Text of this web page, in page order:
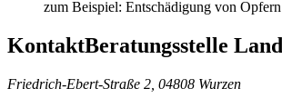
zum Beispiel: Entschädigung von
KontaktBeratungsstelle
Friedrich-Ebert-Straße 2, 04808 Wurzen